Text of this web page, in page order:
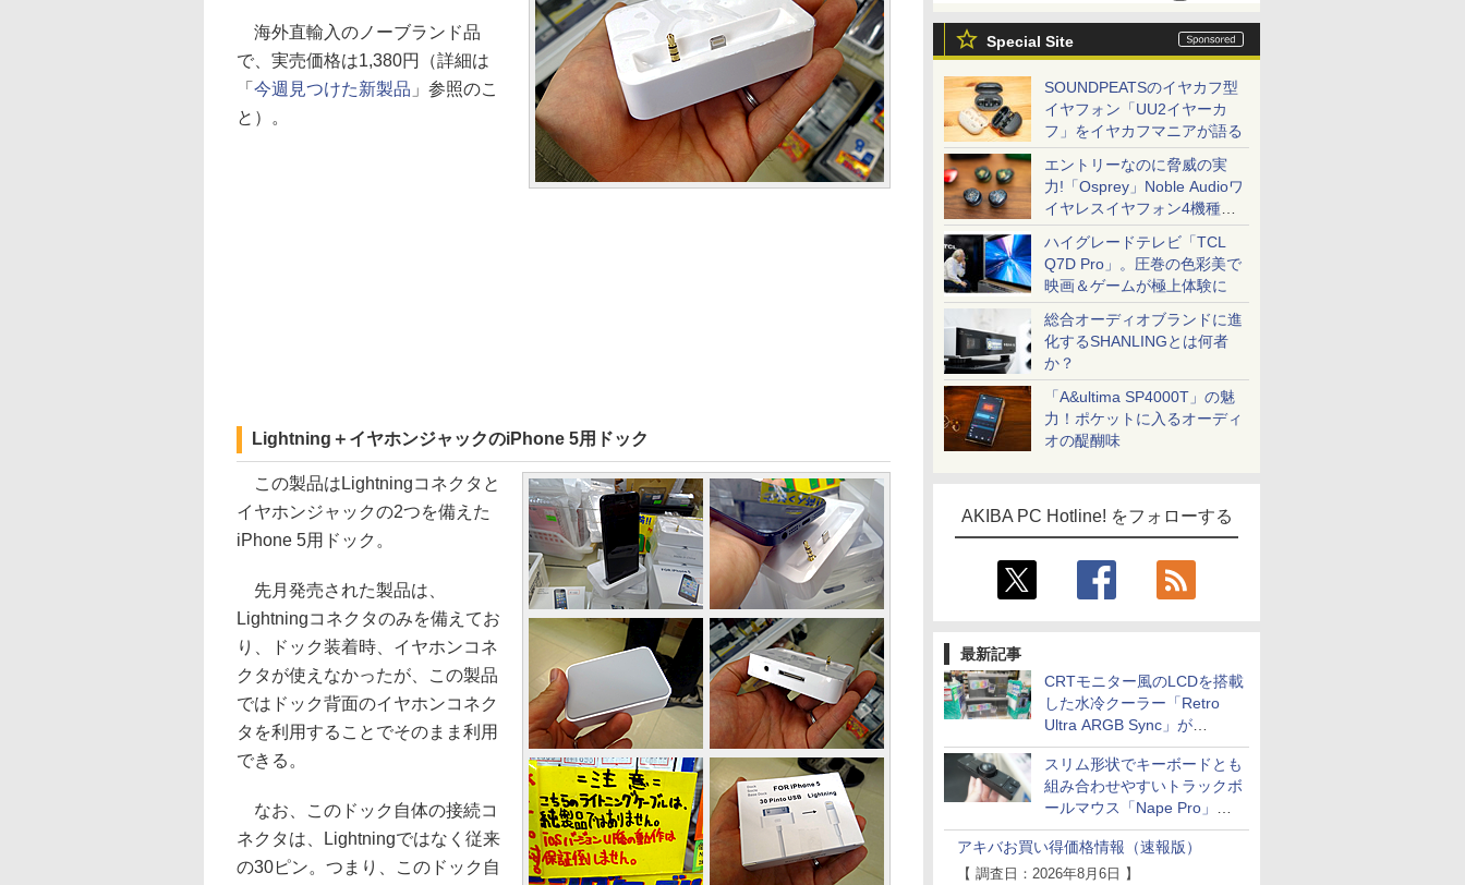
Special Site
SOUNDPEATSのイヤカフ型
イヤフォン「UU2イヤーカ
フ」をイヤカフマニアが語る
エントリーなのに脅威の実
力!「Osprey」Noble Audioワ
イヤレスイヤフォン4機種を
一気に聴く
ハイグレードテレビ「TCL
Q7D Pro」。圧巻の色彩美で
映画＆ゲームが極上体験に
総合オーディオブランドに進
化するSHANLINGとは何者
か？
「A&ultima SP4000T」の魅
力！ポケットに入るオーディ
オの醍醐味
AKIBA PC Hotline! をフォローする
最新記事
CRTモニター風のLCDを搭載
した水冷クーラー「Retro
Ultra ARGB Sync」が
Thermaltakeから
スリム形状でキーボードとも
組み合わせやすいトラックボ
ールマウス「Nape Pro」が
Keychronから
アキバお買い得価格情報（速報版）
【 調査日：2026年8月6日 】
海外直輸入のノーブランド品
で、実売価格は1,380円（詳細は
「 今週見つけた新製品 」参照のこ
と）。
Lightning＋イヤホンジャックのiPhone 5用ドック
この製品はLightningコネクタと
イヤホンジャックの2つを備えた
iPhone 5用ドック。
先月発売された製品は、
Lightningコネクタのみを備えてお
り、ドック装着時、イヤホンコネ
クタが使えなかったが、この製品
ではドック背面のイヤホンコネク
タを利用することでそのまま利用
できる。
なお、このドック自体の接続コ
ネクタは、Lightningではなく従来
の30ピン。つまり、このドック自